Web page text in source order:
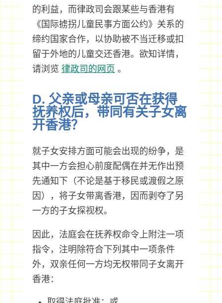
的利益，而律政司会跟某些与香港有
《国际掳拐儿童民事方面公约》关系的
缔约国家合作，以协助被不当迁移或扣
留于外地的儿童交还香港。欲知详情，
请浏览 律政司的网页 。
D. 父亲或母亲可否在获得
抚养权后，带同有关子女离
开香港？
就子女安排方面可能会出现的纷争，是
其中一方会担心前度配偶在并无作出预
先通知下（不论是基于移民或渡假之原
因），将子女带离香港，因而剥夺了另
一方的子女探视权。
因此，法庭会在抚养权命令上附注一项
指令，注明除符合下列其中一项条件
外，双亲任何一方均无权带同子女离开
香港：